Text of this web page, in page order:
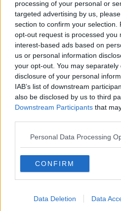
processing of your personal or
targeted advertising by us,
section to confirm your selection.
opt-out request is processed you
interest-based ads based on
us or personal information
your opt-out. You may
disclosure of your personal
IAB’s list of downstream
also be disclosed by us to third
Downstream Participants that
Personal Data Processing
CONFIRM
Data Deletion Data
​Quello che alle mamme non
Adultescenza
Homo imbecillis
​4 anni di Blog
Quando il silenzio è aggressivo
​Il passato, questo conosciuto!
​Clima ballerino e sbalzi d’umore
La maternità
​L’uomo o l’orso?
Non hanno un amico a teatro​
​Tutta una questione di rispetto
​Lasciate ai vostri figli il diritto di
​Parole d’amore regalate al vento
​Essere genitori di un adolescente
​Saper pazientare
​Giornata del Fiocchetto Lilla
Ma ti ascolti?